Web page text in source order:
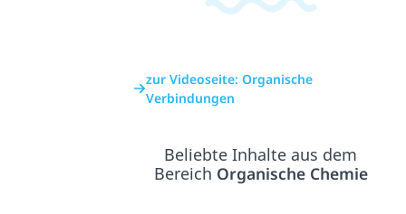
zur Videoseite: Organische
Verbindungen
Beliebte Inhalte aus dem
Bereich Organische Chemie